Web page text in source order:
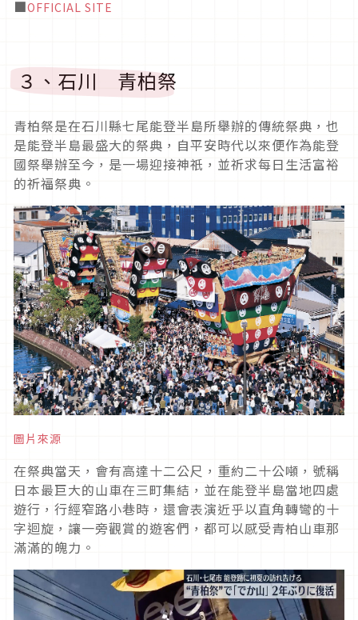
■OFFICIAL SITE
３、石川 青柏祭
青柏祭是在石川縣七尾能登半島所舉辦的傳統祭典，也
是能登半島最盛大的祭典，自平安時代以來便作為能登
國祭舉辦至今，是一場迎接神祇，並祈求每日生活富裕
的祈福祭典。
圖片來源
在祭典當天，會有高達十二公尺，重約二十公噸，號稱
日本最巨大的山車在三町集結，並在能登半島當地四處
遊行，行經窄路小巷時，還會表演近乎以直角轉彎的十
字迴旋，讓一旁觀賞的遊客們，都可以感受青柏山車那
滿滿的魄力。